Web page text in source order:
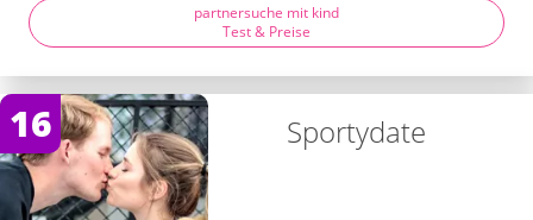
partnersuche mit kind
Test & Preise
16 Sportydate